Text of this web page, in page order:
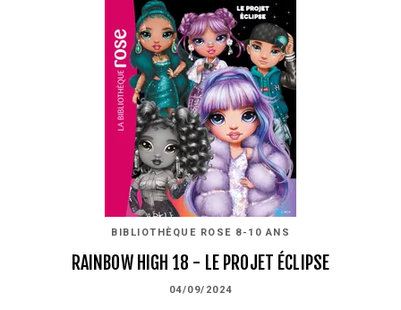
BIBLIOTHÈQUE ROSE 8-10 ANS
RAINBOW HIGH 18 - LE PROJET ÉCLIPSE
04/09/2024